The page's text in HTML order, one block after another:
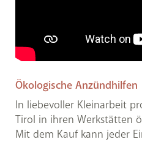
Ökologische Anzündhilfen
In liebevoller Kleinarbeit
Tirol in ihren Werkstätten
Mit dem Kauf kann jeder